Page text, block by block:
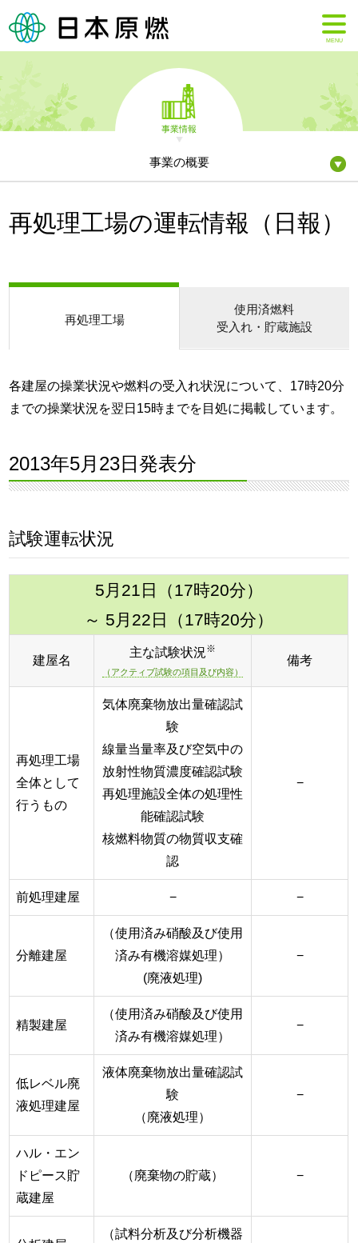
MENU
事業情報
事業の概要
再処理工場の運転情報（日報）
再処理工場
使用済燃料
受入れ・貯蔵施設
各建屋の操業状況や燃料の受入れ状況について、17時20分
までの操業状況を翌日15時までを目処に掲載しています。
2013年5月23日発表分
試験運転状況
5月21日（17時20分）
～ 5月22日（17時20分）
建屋名
主な試験状況※
（アクティブ試験の項目及び内容）
備考
再処理工場
全体として
行うもの
気体廃棄物放出量確認試
験
線量当量率及び空気中の
放射性物質濃度確認試験
再処理施設全体の処理性
能確認試験
核燃料物質の物質収支確
認
−
前処理建屋 − −
分離建屋
（使用済み硝酸及び使用
済み有機溶媒処理）
(廃液処理)
−
精製建屋
（使用済み硝酸及び使用
済み有機溶媒処理）
−
低レベル廃
液処理建屋
液体廃棄物放出量確認試
験
（廃液処理）
−
ハル・エン
ドピース貯
蔵建屋
（廃棄物の貯蔵） −
（試料分析及び分析機器